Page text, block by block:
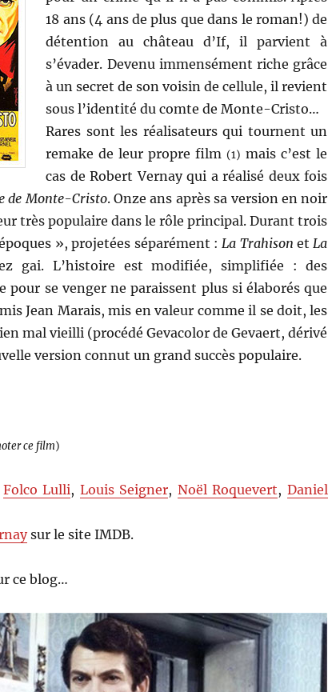
18 ans (4 ans de plus que dans le roman!) de
détention au château d’If, il parvient à
s’évader. Devenu immensément riche grâce
à un secret de son voisin de cellule, il revient
sous l’identité du comte de Monte-Cristo…
Rares sont les réalisateurs qui tournent un
remake de leur propre film(1) mais c’est le
cas de Robert Vernay qui a réalisé deux fois
de Monte-Cristo. Onze ans après sa version en noir
très populaire dans le rôle principal. Durant trois
», projetées séparément : La Trahison et La
gai. L’histoire est modifiée, simplifiée : des
se venger ne paraissent plus si élaborés que
Jean Marais, mis en valeur comme il se doit, les
mal vieilli (procédé Gevacolor de Gevaert, dérivé
version connut un grand succès populaire.
ce film)
Folco Lulli, Louis Seigner, Noël Roquevert, Daniel
sur le site IMDB.
ce blog…